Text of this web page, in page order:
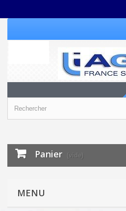
Panier (vide)
MENU